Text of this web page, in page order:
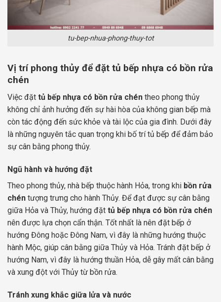
tu-bep-nhua-phong-thuy-tot
Vị trí phong thủy để đặt tủ bếp nhựa có bồn rửa
chén
Việc đặt tủ bếp nhựa có bồn rửa chén theo phong thủy
không chỉ ảnh hưởng đến sự hài hòa của không gian bếp mà
còn tác động đến sức khỏe và tài lộc của gia đình. Dưới đây
là những nguyên tắc quan trọng khi bố trí tủ bếp để đảm bảo
sự cân bằng phong thủy.
Ngũ hành và hướng đặt
Theo phong thủy, nhà bếp thuộc hành Hỏa, trong khi bồn rửa
chén tượng trưng cho hành Thủy. Để đạt được sự cân bằng
giữa Hỏa và Thủy, hướng đặt tủ bếp nhựa có bồn rửa chén
nên được lựa chọn cẩn thận. Tốt nhất là nên đặt bếp ở
hướng Đông hoặc Đông Nam, vì đây là những hướng thuộc
hành Mộc, giúp cân bằng giữa Thủy và Hỏa. Tránh đặt bếp ở
hướng Nam, vì đây là hướng thuần Hỏa, dễ gây mất cân bằng
và xung đột với Thủy từ bồn rửa.
Tránh xung khắc giữa lửa và nước